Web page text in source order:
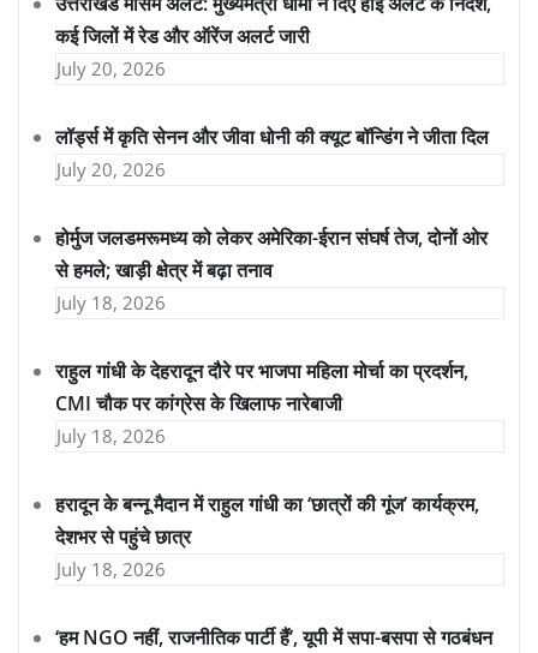
कई जिलों में रेड और ऑरेंज अलर्ट जारी
July 20, 2026
लॉर्ड्स में कृति सेनन और जीवा धोनी की क्यूट बॉन्डिंग ने जीता दिल
July 20, 2026
होर्मुज जलडमरूमध्य को लेकर अमेरिका-ईरान संघर्ष तेज, दोनों ओर
से हमले; खाड़ी क्षेत्र में बढ़ा तनाव
July 18, 2026
राहुल गांधी के देहरादून दौरे पर भाजपा महिला मोर्चा का प्रदर्शन,
CMI चौक पर कांग्रेस के खिलाफ नारेबाजी
July 18, 2026
हरादून के बन्नू मैदान में राहुल गांधी का ‘छात्रों की गूंज’ कार्यक्रम,
देशभर से पहुंचे छात्र
July 18, 2026
‘हम NGO नहीं, राजनीतिक पार्टी हैं’, यूपी में सपा-बसपा से गठबंधन